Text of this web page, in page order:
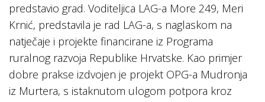
predstavio grad. Voditeljica LAG-a More 249, Meri
Krnić, predstavila je rad LAG-a, s naglaskom na
natječaje i projekte financirane iz Programa
ruralnog razvoja Republike Hrvatske. Kao primjer
dobre prakse izdvojen je projekt OPG-a Mudronja
iz Murtera, s istaknutom ulogom potpora kroz